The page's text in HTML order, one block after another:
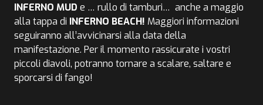
INFERNO MUD e … rullo di tamburi… anche a maggio
alla tappa di INFERNO BEACH! Maggiori informazioni
seguiranno all’avvicinarsi alla data della
manifestazione. Per il momento rassicurate i vostri
piccoli diavoli, potranno tornare a scalare, saltare e
sporcarsi di fango!